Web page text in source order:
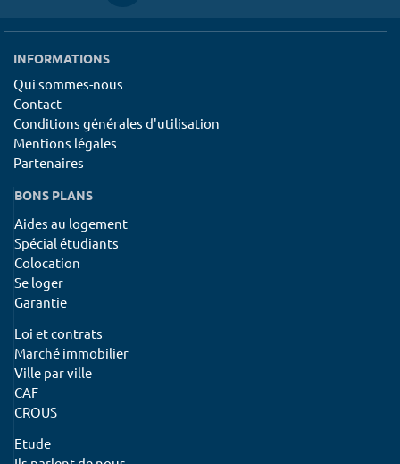
INFORMATIONS
Qui sommes-nous
Contact
Conditions générales d'utilisation
Mentions légales
Partenaires
BONS PLANS
Aides au logement
Spécial étudiants
Colocation
Se loger
Garantie
Loi et contrats
Marché immobilier
Ville par ville
CAF
CROUS
Etude